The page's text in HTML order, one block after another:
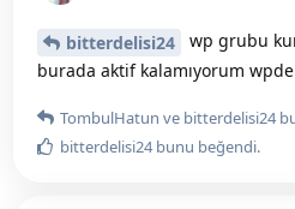
bitterdelisi24
wp grubu
burada aktif kalamıyorum
TombulHatun ve bitterdelisi24
bitterdelisi24bunu beğendi.